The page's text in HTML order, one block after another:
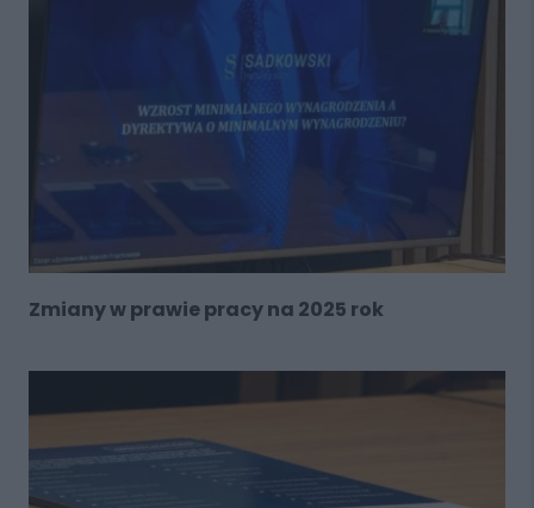
Zmiany w prawie pracy na 2025 rok